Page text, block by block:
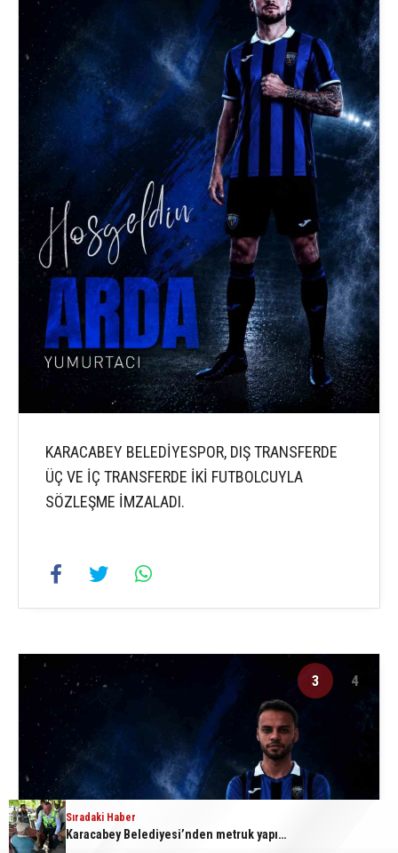
Sıradaki Haber
Tarihi eser kaçakçısı sert kayaya çarptı
KARACABEY BELEDİYESPOR, DIŞ TRANSFERDE
ÜÇ VE İÇ TRANSFERDE İKİ FUTBOLCUYLA
SÖZLEŞME İMZALADI.
3 4
Sıradaki Haber
Karacabey Belediyesi’nden metruk yapılara geçit yok